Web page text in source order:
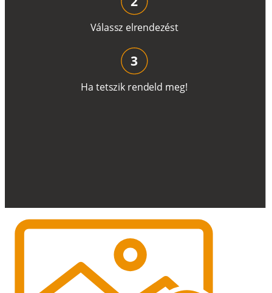
Válassz elrendezést
Ha tetszik rendeld meg!
3